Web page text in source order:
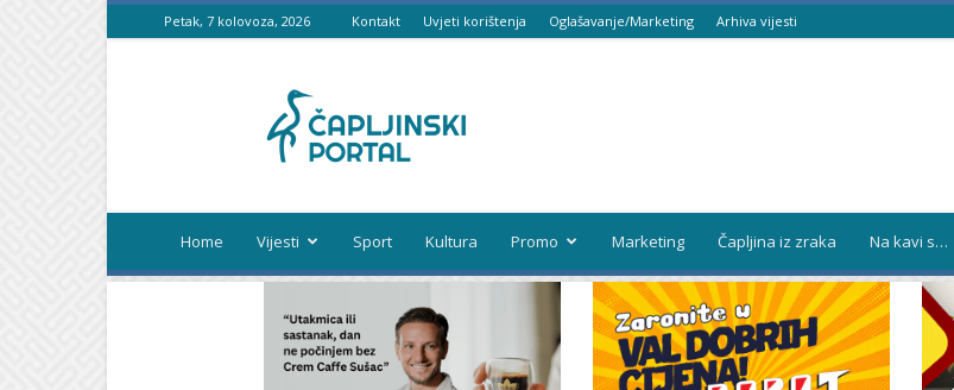
Petak, 7 kolovoza, 2026 Kontakt Uvjeti korištenja Oglašavanje/Marketing Arhiva vijesti
portal
Home Vijesti Sport Kultura Promo Marketing Čapljina iz zraka Na kavi s…